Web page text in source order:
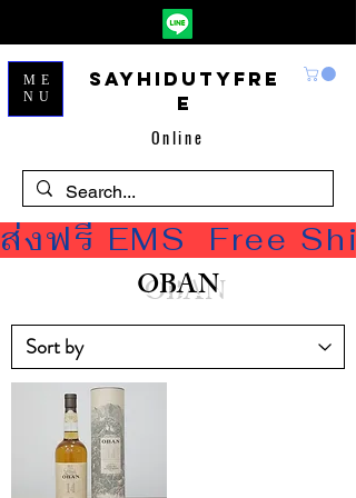
Sayhidutyfre
e
Online
ME
NU
ส่งฟรี EMS  Free
OBAN